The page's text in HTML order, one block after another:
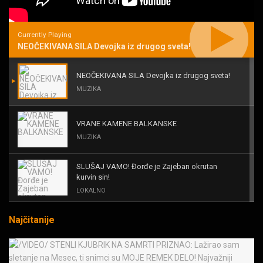
Currently Playing
NEOČEKIVANA SILA Devojka iz drugog sveta!
NEOČEKIVANA SILA Devojka iz drugog sveta!
MUZIKA
VRANE KAMENE BALKANSKE
MUZIKA
SLUŠAJ VAMO! Đorđe je Zajeban okrutan
kurvin sin!
LOKALNO
Najčitanije